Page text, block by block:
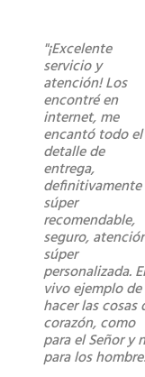
"¡Excelente
servicio y
atención! Los
encontré en
internet, me
encantó todo el
detalle de
entrega,
definitivamente
súper
recomendable,
seguro,
súper
personalizada. El
vivo ejemplo de
hacer las cosas
corazón, como
para el Señor y
para los